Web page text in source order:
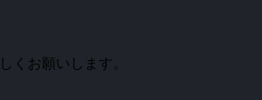
くお願いします。